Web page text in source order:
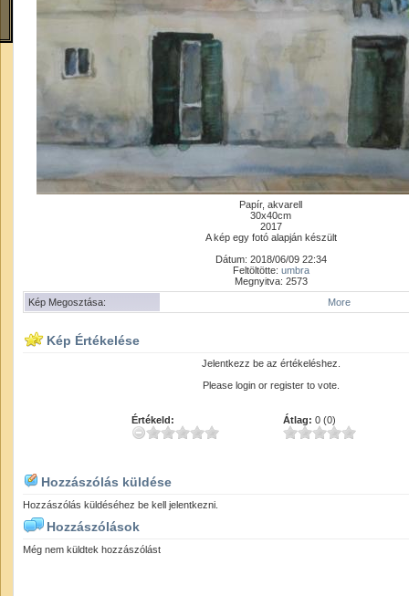
Papír, akvarell
30x40cm
2017
A kép egy fotó alapján készült
Dátum: 2018/06/09 22:34
Feltöltötte: umbra
Megnyitva: 2573
Kép Megosztása:
More
Kép Értékelése
Jelentkezz be az értékeléshez.
Please login or register to vote.
Értékeld: Átlag: 0 (0)
Hozzászólás küldése
Hozzászólás küldéséhez be kell jelentkezni.
Hozzászólások
Még nem küldtek hozzászólást